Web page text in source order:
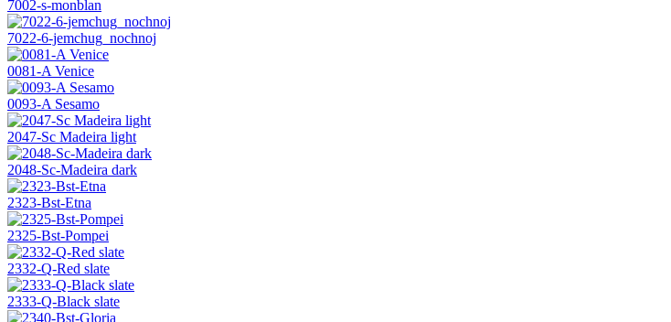
7002-s-monblan
7022-6-jemchug_nochnoj
0081-A Venice
0093-A Sesamo
2047-Sc Madeira light
2048-Sc-Madeira dark
2323-Bst-Etna
2325-Bst-Pompei
2332-Q-Red slate
2333-Q-Black slate